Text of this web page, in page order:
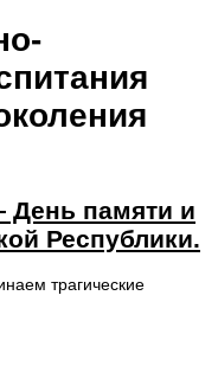
памяти и
Республики.
трагические